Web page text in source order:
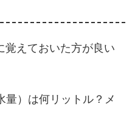
覚えておいた方が良い
量）は何リットル？メ